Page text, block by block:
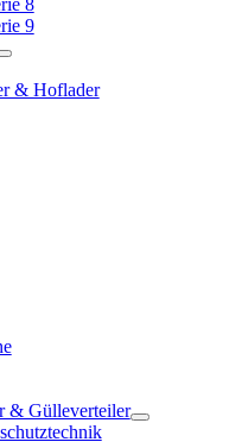
8
9
& Hoflader
& Gülleverteiler